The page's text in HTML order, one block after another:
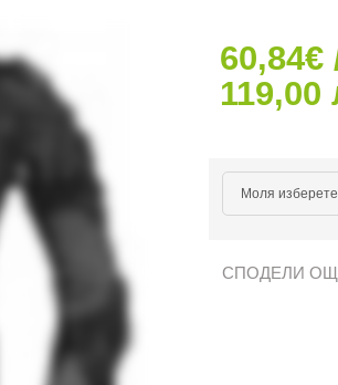
60,84€
119,00
СПОДЕЛИ